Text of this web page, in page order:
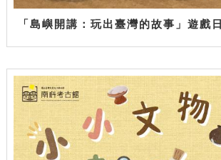
「島嶼開講：玩出臺灣的故事」遊戲日